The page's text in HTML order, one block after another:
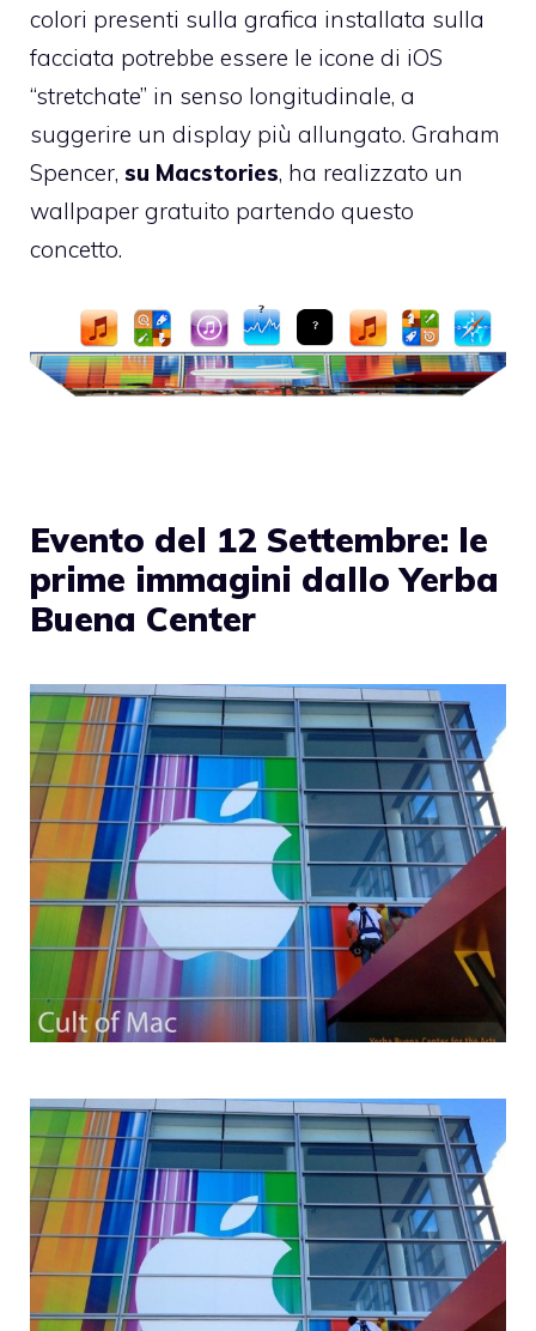
colori presenti sulla grafica installata sulla
facciata potrebbe essere le icone di iOS
“stretchate” in senso longitudinale, a
suggerire un display più allungato. Graham
Spencer, su Macstories, ha realizzato un
wallpaper gratuito partendo questo
concetto.
Evento del 12 Settembre: le
prime immagini dallo Yerba
Buena Center